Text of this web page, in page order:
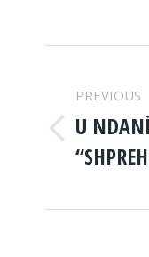
PREVIOUS
Previous
post:
U